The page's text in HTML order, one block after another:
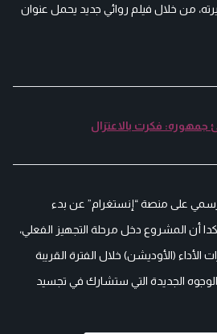
من خلال فيلم روائي جديد يحمل عنوان
جمهوره: فكرت بالاعتزال
على منصة “إنستغرام” عن بدء
أن المشروع دخل مرحلة التجهيز الفعلي،
الأداء (الأوديشن) خلال الفترة القريبة
الجديدة التي ستشارك في تجسيد